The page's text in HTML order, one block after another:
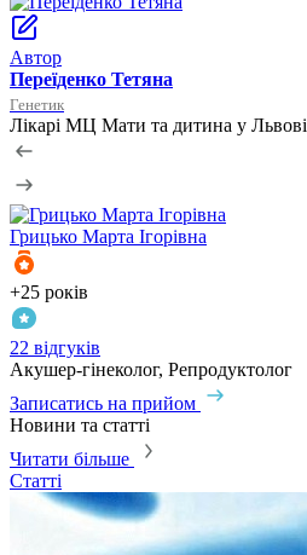
Автор
Переїденко Тетяна
Генетик
Лікарі МЦ Мати та дитина у Львові
Грицько Марта Ігорівна
+25 років
22 відгуків
Акушер-гінеколог, Репродуктолог
Записатись на прийом
Новини та статті
Читати більше
Статті